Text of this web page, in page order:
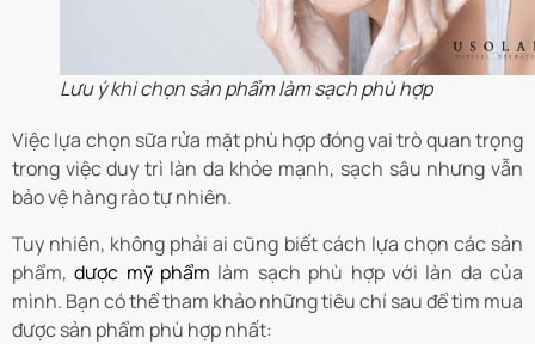
Lưu ý khi chọn sản phẩm làm sạch phù hợp
Việc lựa chọn sữa rửa mặt phù hợp đóng vai trò quan trọng
trong việc duy trì làn da khỏe mạnh, sạch sâu nhưng vẫn
bảo vệ hàng rào tự nhiên.
Tuy nhiên, không phải ai cũng biết cách lựa chọn các sản
phẩm,dược mỹ phẩm làm sạch phù hợp với làn da của
mình. Bạn có thể tham khảo những tiêu chí sau để tìm mua
được sản phẩm phù hợp nhất: